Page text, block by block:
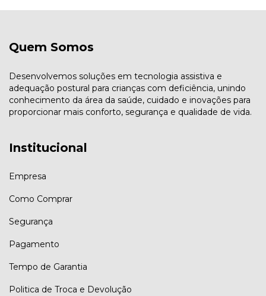
Quem Somos
Desenvolvemos soluções em tecnologia assistiva e
adequação postural para crianças com deficiência, unindo
conhecimento da área da saúde, cuidado e inovações para
proporcionar mais conforto, segurança e qualidade de vida.
Institucional
Empresa
Como Comprar
Segurança
Pagamento
Tempo de Garantia
Politica de Troca e Devolução